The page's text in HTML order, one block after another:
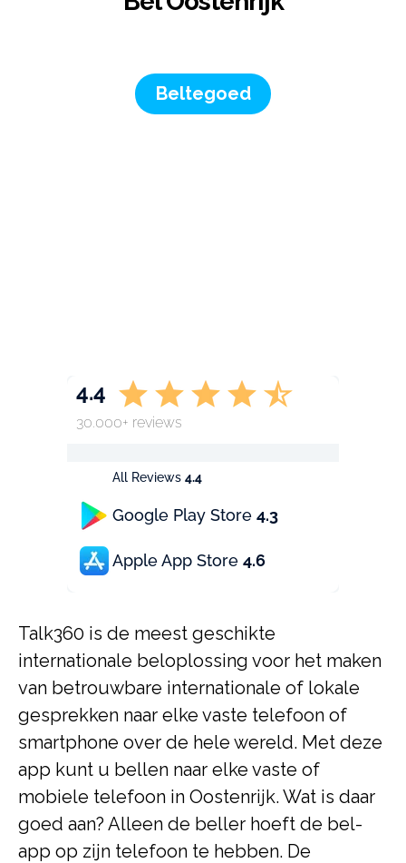
Beltegoed
All Reviews 4.4
Google Play Store 4.3
Apple App Store 4.6
4.4
30.000+ reviews
Talk360 is de meest geschikte
internationale beloplossing voor het maken
van betrouwbare internationale of lokale
gesprekken naar elke vaste telefoon of
smartphone over de hele wereld. Met deze
app kunt u bellen naar elke vaste of
mobiele telefoon in Oostenrijk. Wat is daar
goed aan? Alleen de beller hoeft de bel-
app op zijn telefoon te hebben. De